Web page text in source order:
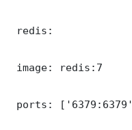
redis:
image: redis:7
ports: